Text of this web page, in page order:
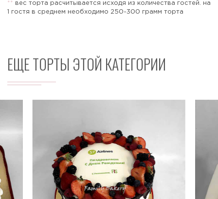
* *
вес торта расчитывается исходя из количества гостей. на
1 гостя в среднем необходимо 250-300 грамм торта
ЕЩЕ ТОРТЫ ЭТОЙ КАТЕГОРИИ
Отправить